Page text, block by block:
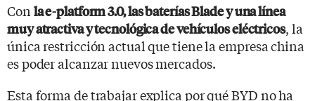
Con la e-platform 3.0, las baterías Blade y una línea
muy atractiva y tecnológica de vehículos eléctricos, la
única restricción actual que tiene la empresa china
es poder alcanzar nuevos mercados.
Esta forma de trabajar explica por qué BYD no ha